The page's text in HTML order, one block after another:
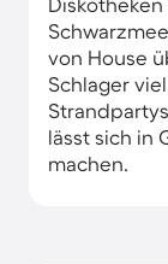
von House
Schlager
lässt sich in
machen.